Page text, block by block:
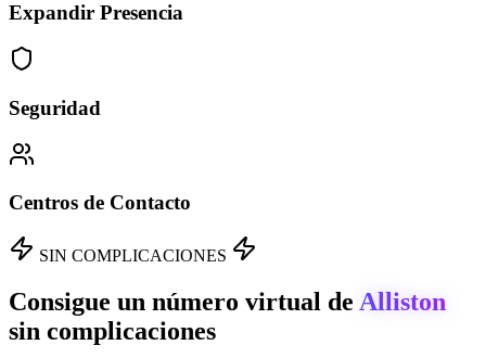
Expandir Presencia
Seguridad
Centros de Contacto
SIN COMPLICACIONES
Consigue un número virtual de Alliston
sin complicaciones